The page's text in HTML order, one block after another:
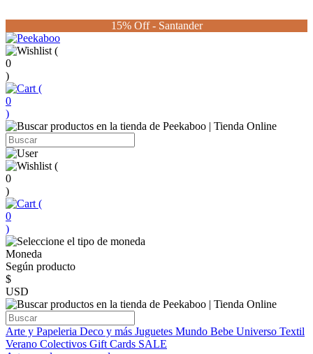
15% Off - Santander
(
0
)
(
0
)
(
0
)
(
0
)
Moneda
Según producto
$
USD
Arte y Papeleria Deco y más Juguetes Mundo Bebe Universo Textil
Verano Colectivos Gift Cards SALE